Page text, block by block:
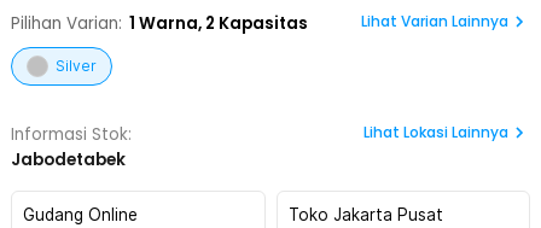
Pilihan Varian: 1 Warna, 2 Kapasitas Lihat Varian Lainnya
Silver
Informasi Stok:
Jabodetabek
Lihat Lokasi Lainnya
Gudang Online Toko Jakarta Pusat